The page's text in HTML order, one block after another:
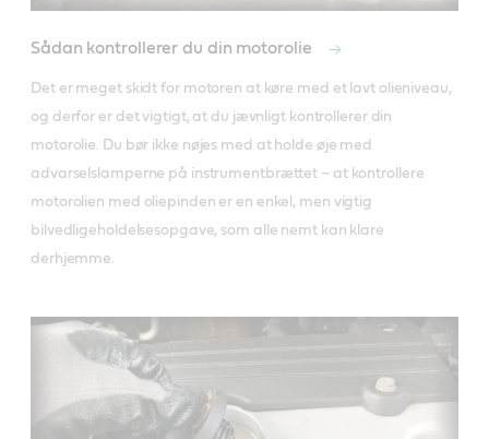
Sådan kontrollerer du din motorolie
Det er meget skidt for motoren at køre med et lavt olieniveau,
og derfor er det vigtigt, at du jævnligt kontrollerer din
motorolie. Du bør ikke nøjes med at holde øje med
advarselslamperne på instrumentbrættet – at kontrollere
motorolien med oliepinden er en enkel, men vigtig
bilvedligeholdelsesopgave, som alle nemt kan klare
derhjemme.